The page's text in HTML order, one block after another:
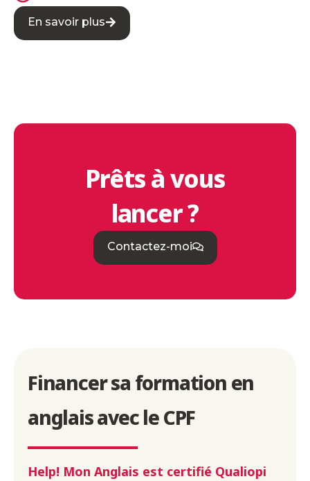
En savoir plus
Prêts à vous
lancer ?
Contactez-moi
Financer sa formation en
anglais avec le CPF
Help! Mon Anglais est certifié Qualiopi